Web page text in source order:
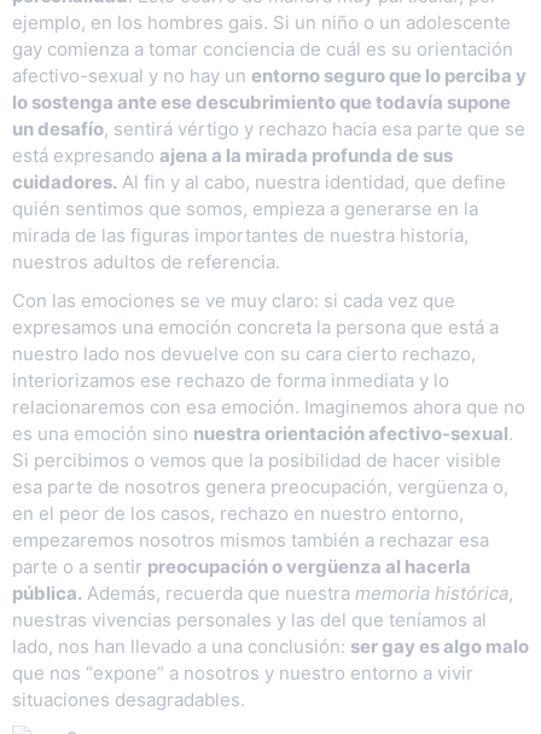
ejemplo, en los hombres gais. Si un niño o un adolescente
gay comienza a tomar conciencia de cuál es su orientación
afectivo-sexual y no hay un entorno seguro que lo perciba y
lo sostenga ante ese descubrimiento que todavía supone
un desafío, sentirá vértigo y rechazo hacia esa parte que se
está expresando ajena a la mirada profunda de sus
cuidadores. Al fin y al cabo, nuestra identidad, que define
quién sentimos que somos, empieza a generarse en la
mirada de las figuras importantes de nuestra historia,
nuestros adultos de referencia.
Con las emociones se ve muy claro: si cada vez que
expresamos una emoción concreta la persona que está a
nuestro lado nos devuelve con su cara cierto rechazo,
interiorizamos ese rechazo de forma inmediata y lo
relacionaremos con esa emoción. Imaginemos ahora que no
es una emoción sino nuestra orientación afectivo-sexual.
Si percibimos o vemos que la posibilidad de hacer visible
esa parte de nosotros genera preocupación, vergüenza o,
en el peor de los casos, rechazo en nuestro entorno,
empezaremos nosotros mismos también a rechazar esa
parte o a sentir preocupación o vergüenza al hacerla
pública. Además, recuerda que nuestra memoria histórica,
nuestras vivencias personales y las del que teníamos al
lado, nos han llevado a una conclusión: ser gay es algo malo
que nos “expone” a nosotros y nuestro entorno a vivir
situaciones desagradables.